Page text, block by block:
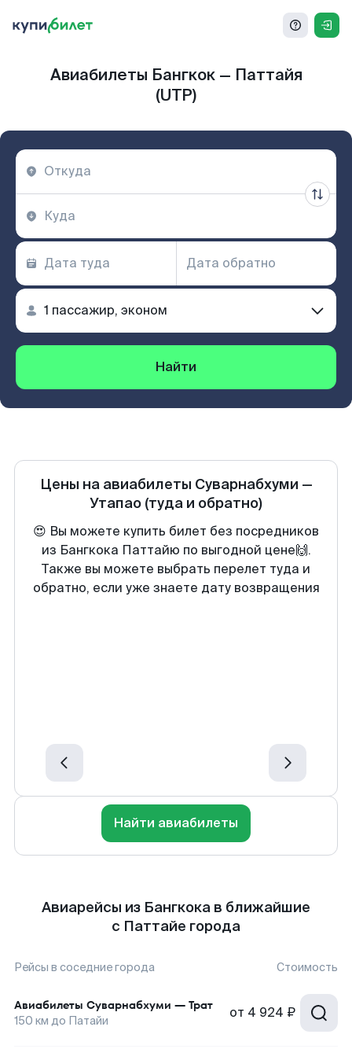
Авиабилеты Бангкок — Паттайя
(UTP)
Найти
Цены на авиабилеты Суварнабхуми —
Утапао (туда и обратно)
😍 Вы можете купить билет без посредников
из Бангкока Паттайю по выгодной цене🙌.
Также вы можете выбрать перелет туда и
обратно, если уже знаете дату возвращения
Найти авиабилеты
Авиарейсы из Бангкока в ближайшие
с Паттайе города
Рейсы в соседние города Стоимость
Авиабилеты Суварнабхуми — Трат
150 км до Патайи от 4 924 ₽